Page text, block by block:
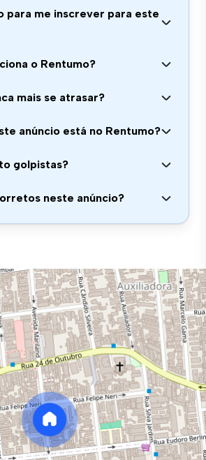
para me inscrever para este
o Rentumo?
mais se atrasar?
anúncio está no Rentumo?
golpistas?
neste anúncio?